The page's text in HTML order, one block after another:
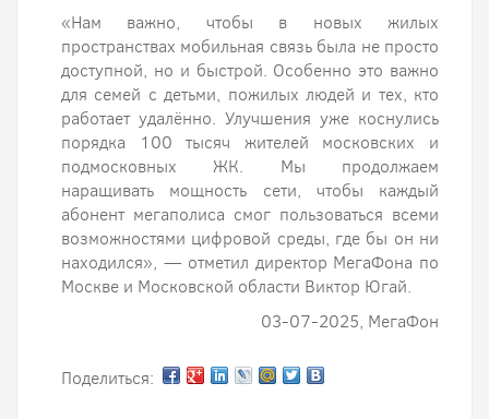
«Нам важно, чтобы в новых жилых
пространствах мобильная связь была не просто
доступной, но и быстрой. Особенно это важно
для семей с детьми, пожилых людей и тех, кто
работает удалённо. Улучшения уже коснулись
порядка 100 тысяч жителей московских и
подмосковных ЖК. Мы продолжаем
наращивать мощность сети, чтобы каждый
абонент мегаполиса смог пользоваться всеми
возможностями цифровой среды, где бы он ни
находился», — отметил директор МегаФона по
Москве и Московской области Виктор Югай.
03-07-2025, МегаФон
Поделиться: